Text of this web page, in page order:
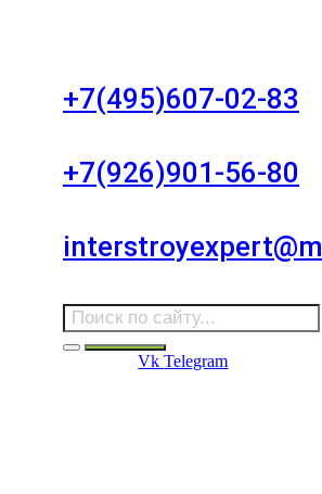
+7(495)607-02-83
+7(926)901-56-80
Vk Telegram